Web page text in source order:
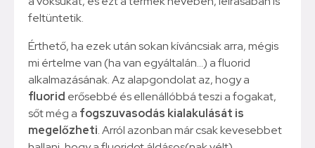
feltüntetik.
Érthető, ha ezek után sokan kíváncsiak arra, mégis
mi értelme van (ha van egyáltalán…) a fluorid
alkalmazásának. Az alapgondolat az, hogy a
fluorid erősebbé és ellenállóbbá teszi a fogakat,
sőt még a fogszuvasodás kialakulását is
megelőzheti. Arról azonban már csak kevesebbet